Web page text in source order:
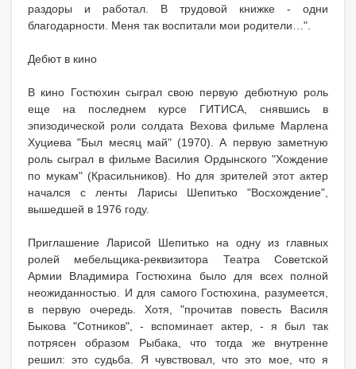
раздоры и работал. В трудовой книжке - одни
благодарности. Меня так воспитали мои родители…".
Дебют в кино
В кино Гостюхин сыграл свою первую дебютную роль
еще на последнем курсе ГИТИСА, снявшись в
эпизодической роли солдата Вехова фильме Марлена
Хуциева "Был месяц май" (1970). А первую заметную
роль сыграл в фильме Василия Ордынского "Хождение
по мукам" (Красильников). Но для зрителей этот актер
начался с ленты Ларисы Шепитько "Восхождение",
вышедшей в 1976 году.
Приглашение Ларисой Шепитько на одну из главных
ролей мебельщика-реквизитора Театра Советской
Армии Владимира Гостюхина было для всех полной
неожиданностью. И для самого Гостюхина, разумеется,
в первую очередь. Хотя, "прочитав повесть Василя
Быкова "Сотников", - вспоминает актер, - я был так
потрясен образом Рыбака, что тогда же внутренне
решил: это судьба. Я чувствовал, что это мое, что я